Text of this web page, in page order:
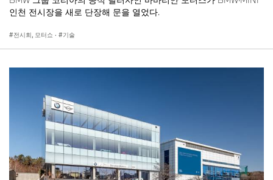
인천 전시장을 새로 단장해 문을 열었다.
전시회, 모터쇼 · 기술